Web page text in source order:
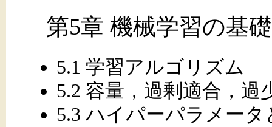
第5章 機械学習の基礎
5.1 学習アルゴリズム
5.2 容量，過剰適合，過
5.3 ハイパーパラメータ